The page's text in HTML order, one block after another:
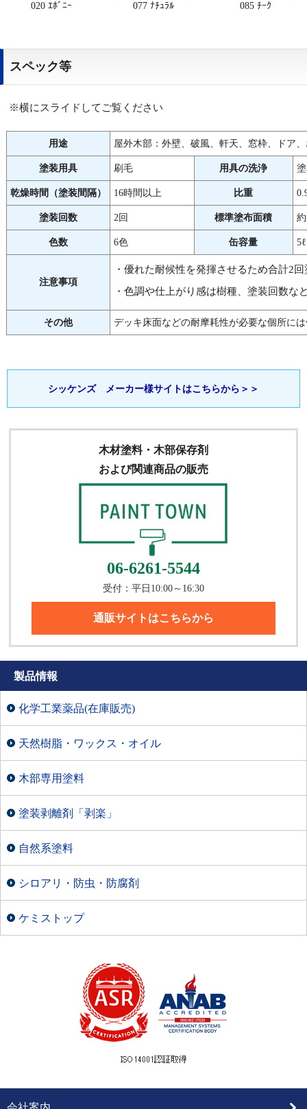
020 ｴﾎﾞﾆｰ 077 ﾅﾁｭﾗﾙ 085 ﾁｰｸ
スペック等
※横にスライドしてご覧ください
用途 屋外木部：外壁、破風、軒天、窓枠、ドア
塗装用具 刷毛 用具の洗浄
乾燥時間（塗装間隔） 16時間以上 比重
塗装回数 2回 標準塗布面積
色数 6色 缶容量 5ℓ
注意事項
・優れた耐候性を発揮させるため合計2
・色調や仕上がり感は樹種、塗装回数な
その他 デッキ床面などの耐摩耗性が必要な個所に
シッケンズ メーカー様サイトはこちらから＞＞
木材塗料・木部保存剤
および関連商品の販売
06-6261-5544
受付：平日10:00～16:30
通販サイトはこちらから
製品情報
化学工業薬品(在庫販売)
天然樹脂・ワックス・オイル
木部専用塗料
塗装剥離剤「剥楽」
自然系塗料
シロアリ・防虫・防腐剤
ケミストップ